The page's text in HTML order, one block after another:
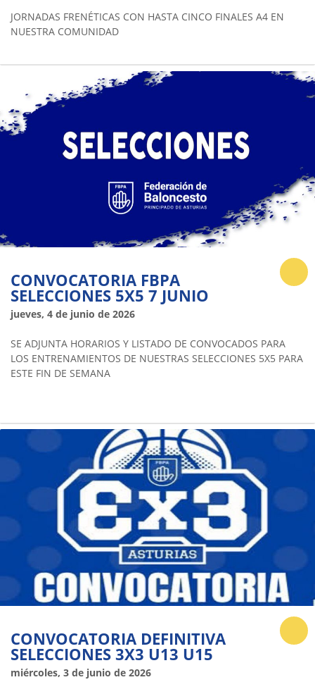
JORNADAS FRENÉTICAS CON HASTA CINCO FINALES A4 EN
NUESTRA COMUNIDAD
CONVOCATORIA FBPA
SELECCIONES 5X5 7 JUNIO
jueves, 4 de junio de 2026
SE ADJUNTA HORARIOS Y LISTADO DE CONVOCADOS PARA
LOS ENTRENAMIENTOS DE NUESTRAS SELECCIONES 5X5 PARA
ESTE FIN DE SEMANA
CONVOCATORIA DEFINITIVA
SELECCIONES 3X3 U13 U15
miércoles, 3 de junio de 2026